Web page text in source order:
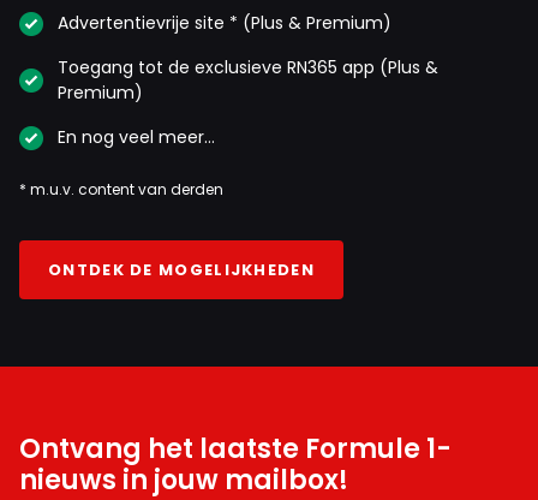
Advertentievrije site * (Plus & Premium)
Toegang tot de exclusieve RN365 app (Plus &
Premium)
En nog veel meer…
* m.u.v. content van derden
ONTDEK DE MOGELIJKHEDEN
Ontvang het laatste Formule 1-
nieuws in jouw mailbox!